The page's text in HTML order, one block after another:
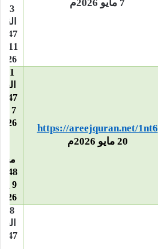
7 مايو 2026م
https://areejquran.net/1nt6
20 مايو 2026م